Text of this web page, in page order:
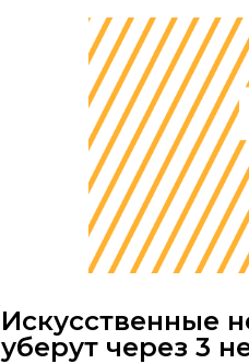
Искусственные
уберут через 3